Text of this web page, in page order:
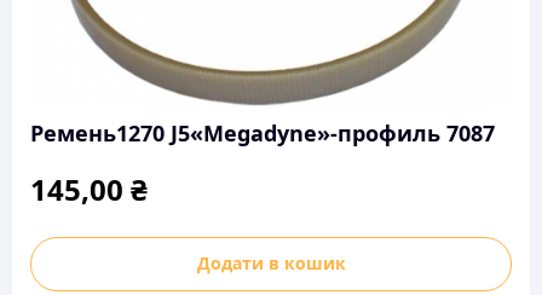
Ремень1270 J5«Megadyne»-профиль 7087
145,00 ₴
Ремень1270
J5«Megadyne»-
Додати в кошик